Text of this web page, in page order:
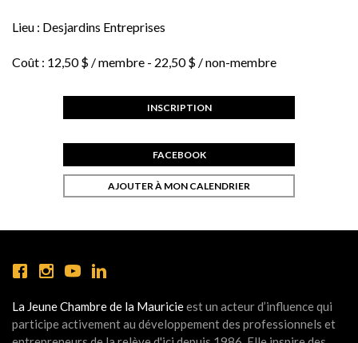
Lieu : Desjardins Entreprises
Coût : 12,50 $ / membre - 22,50 $ / non-membre
INSCRIPTION
FACEBOOK
AJOUTER À MON CALENDRIER
La Jeune Chambre de la Mauricieest un acteur d’influence qui
participe activement au développement des professionnels et